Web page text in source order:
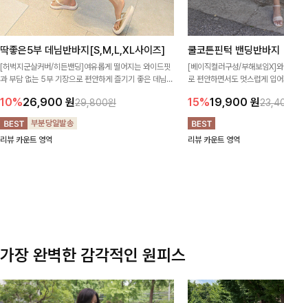
딱좋은5부 데님반바지[S,M,L,XL사이즈]
[허벅지군살커버/히든밴딩]여유롭게 떨어지는 와이드핏
과 부담 없는 5부 기장으로 편안하게 즐기기 좋은 데님
디한 무드로 연출
10%26,900 원29,800원
리뷰 카운트 영역
쿨코튼핀턱 밴딩반바지
[베이직컬러구성/부해보임X]
로 편안하면서도 멋스럽게 입
높게 즐겨지는 아이템!
15%19,900 원
리뷰 카운트 영역
가장 완벽한 감각적인 원피스